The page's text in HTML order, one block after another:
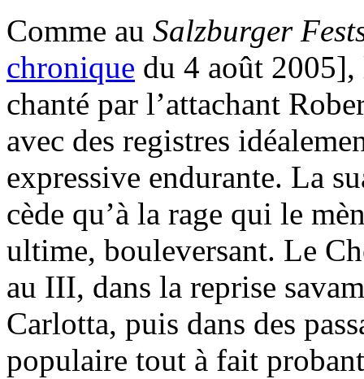
Comme au Salzburger
chronique du 4 août
chanté par l’attachant
avec des registres
expressive endurante. La
cède qu’à la rage qui le
ultime, bouleversant. Le
au III, dans la reprise
Carlotta, puis dans des
populaire tout à fait